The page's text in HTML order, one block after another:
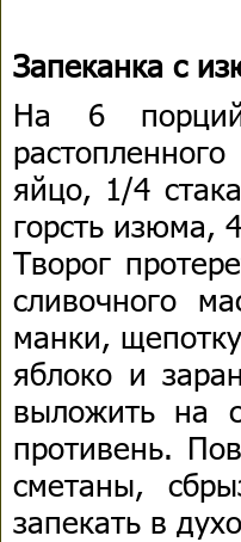
Запеканка с
На 6
яйцо, 1/4
горсть изюма,
Творог
сливочного
манки,
яблоко и
выложить на
противень.
сметаны,
запекать в